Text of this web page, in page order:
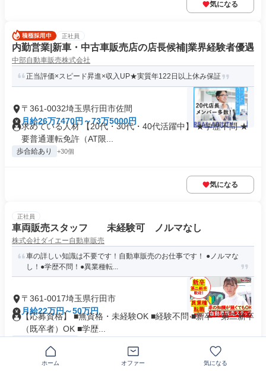
気になる
正社員
内勤営業|新車・中古車販売店の店長候補|業界経験者優遇
中部自動車販売株式会社
正当評価×スピード昇進×収入UP★実質年122日以上休み保証
〒361-0032埼玉県行田市佐間
月給26万7470円～73万5000円
求めている人材 【20代・30代・40代活躍中】 ★学歴不問 ★
要普通運転免許（AT限...
歩合給あり +30個
気になる
正社員
車両販売スタッフ 未経験可 ノルマなし
株式会社ダイエー自動車販売
車の詳しい知識は不要です！自動車販売のお仕事です！ ●ノルマな
し！●学歴不問！●異業種転...
〒361-0017埼玉県行田市
月給22万円～50万円
【応募資格】 ■無資格・未経験OK ■経験不問 ■新卒・第二新卒
（既卒者）OK ■学歴...
ホーム オファー 気になる